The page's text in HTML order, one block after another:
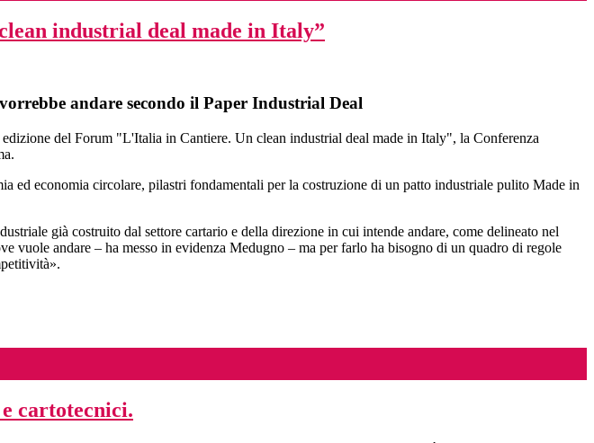
industrial deal made in Italy”
andare secondo il Paper Industrial Deal
del Forum "L'Italia in Cantiere. Un clean industrial deal made in Italy", la Conferenza
ed economia circolare, pilastri fondamentali per la costruzione di un patto industriale pulito Made in
già costruito dal settore cartario e della direzione in cui intende andare, come delineato nel
vuole andare – ha messo in evidenza Medugno – ma per farlo ha bisogno di un quadro di regole
cartotecnici.